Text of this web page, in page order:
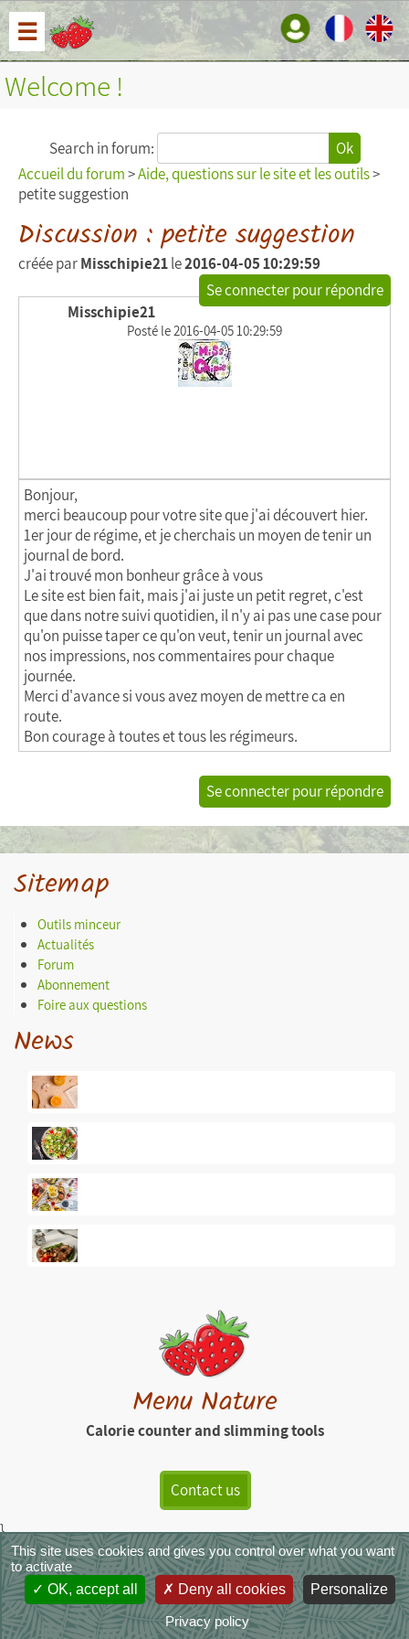
☰
Welcome !
Search in forum:
Ok
Accueil du forum>Aide, questions sur le site et les outils>
petite suggestion
Discussion : petite suggestion
créée parMisschipie21le2016-04-05 10:29:59
Se connecter pour répondre
Misschipie21
Posté le 2016-04-05 10:29:59
Bonjour,
merci beaucoup pour votre site que j'ai découvert hier.
1er jour de régime, et je cherchais un moyen de tenir un
journal de bord.
J'ai trouvé mon bonheur grâce à vous
Le site est bien fait, mais j'ai juste un petit regret, c'est
que dans notre suivi quotidien, il n'y ai pas une case pour
qu'on puisse taper ce qu'on veut, tenir un journal avec
nos impressions, nos commentaires pour chaque
journée.
Merci d'avance si vous avez moyen de mettre ca en
route.
Bon courage à toutes et tous les régimeurs.
Se connecter pour répondre
Sitemap
Outils minceur
Actualités
Forum
Abonnement
Foire aux questions
News
Menu Nature
Calorie counter and slimming tools
Contact us
}
MenuNature - Copyright © 2026|Legals|Terms of Service|CGVS|
Photo credits
This site uses cookies and gives you control over what you want
to activate
OK, accept all
Deny all cookies Personalize
Privacy policy